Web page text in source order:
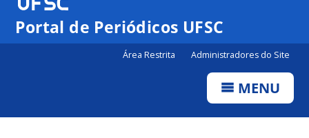
Canais
Portal de Periódicos UFSC
Área Restrita Administradores do Site
MENU